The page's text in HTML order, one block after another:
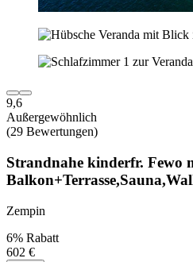
9,6
Außergewöhnlich
(29 Bewertungen)
Strandnahe kinderfr. Fewo
Zempin
6% Rabatt
602 €